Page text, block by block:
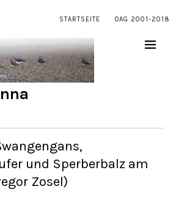
STARTSEITE OAG 2001-2018
und Sperberbalz am
Zosel)